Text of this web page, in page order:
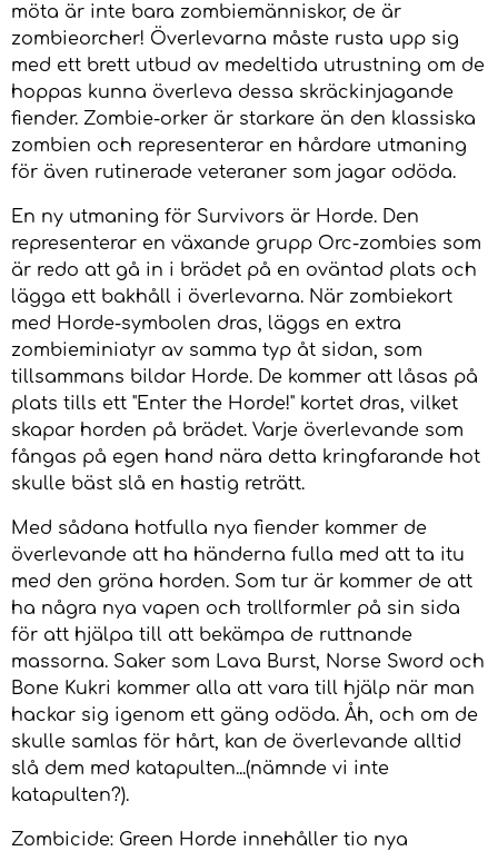
möta är inte bara zombiemänniskor, de är
zombieorcher! Överlevarna måste rusta upp sig
med ett brett utbud av medeltida utrustning om de
hoppas kunna överleva dessa skräckinjagande
fiender. Zombie-orker är starkare än den klassiska
zombien och representerar en hårdare utmaning
för även rutinerade veteraner som jagar odöda.
En ny utmaning för Survivors är Horde. Den
representerar en växande grupp Orc-zombies som
är redo att gå in i brädet på en oväntad plats och
lägga ett bakhåll i överlevarna. När zombiekort
med Horde-symbolen dras, läggs en extra
zombieminiatyr av samma typ åt sidan, som
tillsammans bildar Horde. De kommer att låsas på
plats tills ett "Enter the Horde!" kortet dras, vilket
skapar horden på brädet. Varje överlevande som
fångas på egen hand nära detta kringfarande hot
skulle bäst slå en hastig reträtt.
Med sådana hotfulla nya fiender kommer de
överlevande att ha händerna fulla med att ta itu
med den gröna horden. Som tur är kommer de att
ha några nya vapen och trollformler på sin sida
för att hjälpa till att bekämpa de ruttnande
massorna. Saker som Lava Burst, Norse Sword och
Bone Kukri kommer alla att vara till hjälp när man
hackar sig igenom ett gäng odöda. Åh, och om de
skulle samlas för hårt, kan de överlevande alltid
slå dem med katapulten...(nämnde vi inte
katapulten?).
Zombicide: Green Horde innehåller tio nya